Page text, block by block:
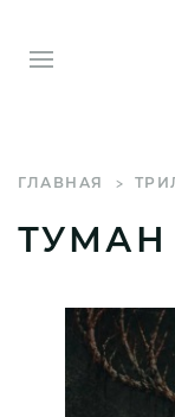
ГЛАВНАЯ
ТУМАН